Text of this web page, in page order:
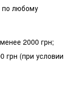
по любому
2000 грн;
грн (при условии